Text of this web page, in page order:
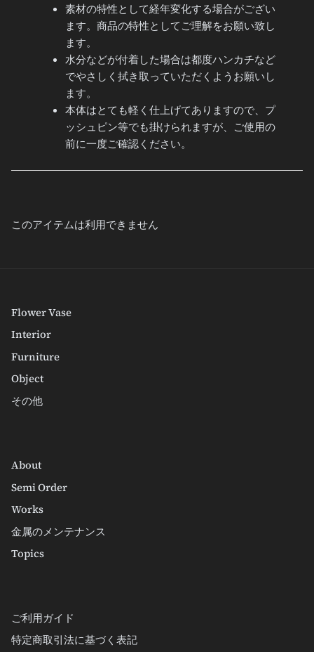
素材の特性として経年変化する場合がござい
ます。商品の特性としてご理解をお願い致し
ます。
水分などが付着した場合は都度ハンカチなど
でやさしく拭き取っていただくようお願いし
ます。
本体はとても軽く仕上げてありますので、プ
ッシュピン等でも掛けられますが、ご使用の
前に一度ご確認ください。
このアイテムは利用できません
Flower Vase
Interior
Furniture
Object
その他
About
Semi Order
Works
金属のメンテナンス
Topics
ご利用ガイド
特定商取引法に基づく表記